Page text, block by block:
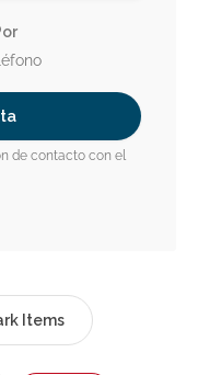
de contacto con el
Items